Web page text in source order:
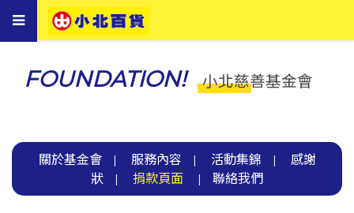
Toggle
navigation
FOUNDATION! 小北慈善基金會
關於基金會| 服務內容 | 活動集錦 | 感謝
狀 | 捐款頁面 | 聯絡我們